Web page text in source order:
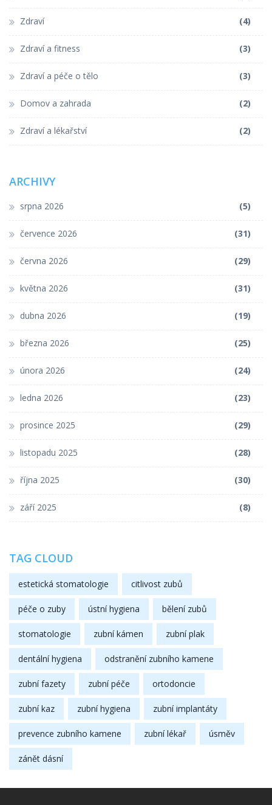
Zdraví (4)
Zdraví a fitness (3)
Zdraví a péče o tělo (3)
Domov a zahrada (2)
Zdraví a lékařství (2)
ARCHIVY
srpna 2026 (5)
července 2026 (31)
června 2026 (29)
května 2026 (31)
dubna 2026 (19)
března 2026 (25)
února 2026 (24)
ledna 2026 (23)
prosince 2025 (29)
listopadu 2025 (28)
října 2025 (30)
září 2025 (8)
TAG CLOUD
estetická stomatologie citlivost zubů
péče o zuby ústní hygiena bělení zubů
stomatologie zubní kámen zubní plak
dentální hygiena odstranění zubního kamene
zubní fazety zubní péče ortodoncie
zubní kaz zubní hygiena zubní implantáty
prevence zubního kamene zubní lékař úsměv
zánět dásní